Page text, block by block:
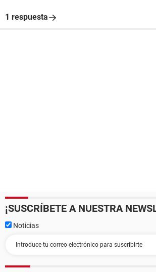
1 respuesta
¡SUSCRÍBETE A NUESTRA
Noticias